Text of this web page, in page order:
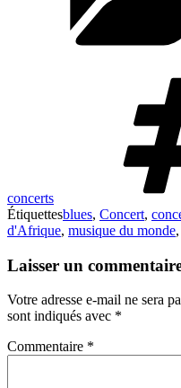
concerts
Étiquettesblues, Concert,
d'Afrique, musique du monde,
Laisser un
Votre adresse e-mail ne sera
sont indiqués avec *
Commentaire *